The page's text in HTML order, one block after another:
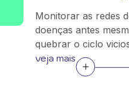
Monitorar as redes
doenças antes
quebrar o ciclo
veja mais